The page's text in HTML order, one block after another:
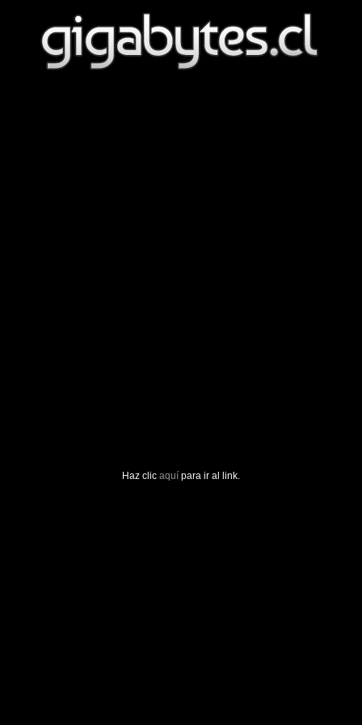
Haz clic aquí para ir al link.